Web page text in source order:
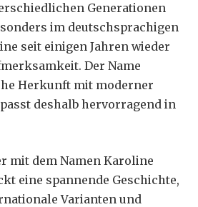
Generationen
im deutschsprachigen
seit einigen Jahren wieder
Der Name
Herkunft mit moderner
deshalb hervorragend in
mit dem Namen Karoline
eine spannende Geschichte,
Varianten und